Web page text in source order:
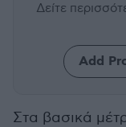
Δείτε
Add
Στα βασικά